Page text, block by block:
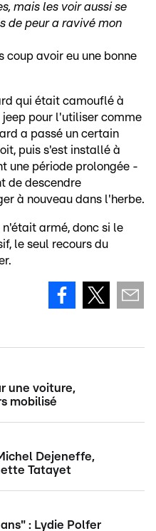
mais les voir aussi se
de peur a ravivé mon
coup avoir eu une bonne
qui était camouflé à
pour l'utiliser comme
a passé un certain
puis s'est installé à
une période prolongée -
de descendre
à nouveau dans l'herbe.
n'était armé, donc si le
le seul recours du
une voiture,
mobilisé
Dejeneffe,
Tatayet
: Lydie Polfer